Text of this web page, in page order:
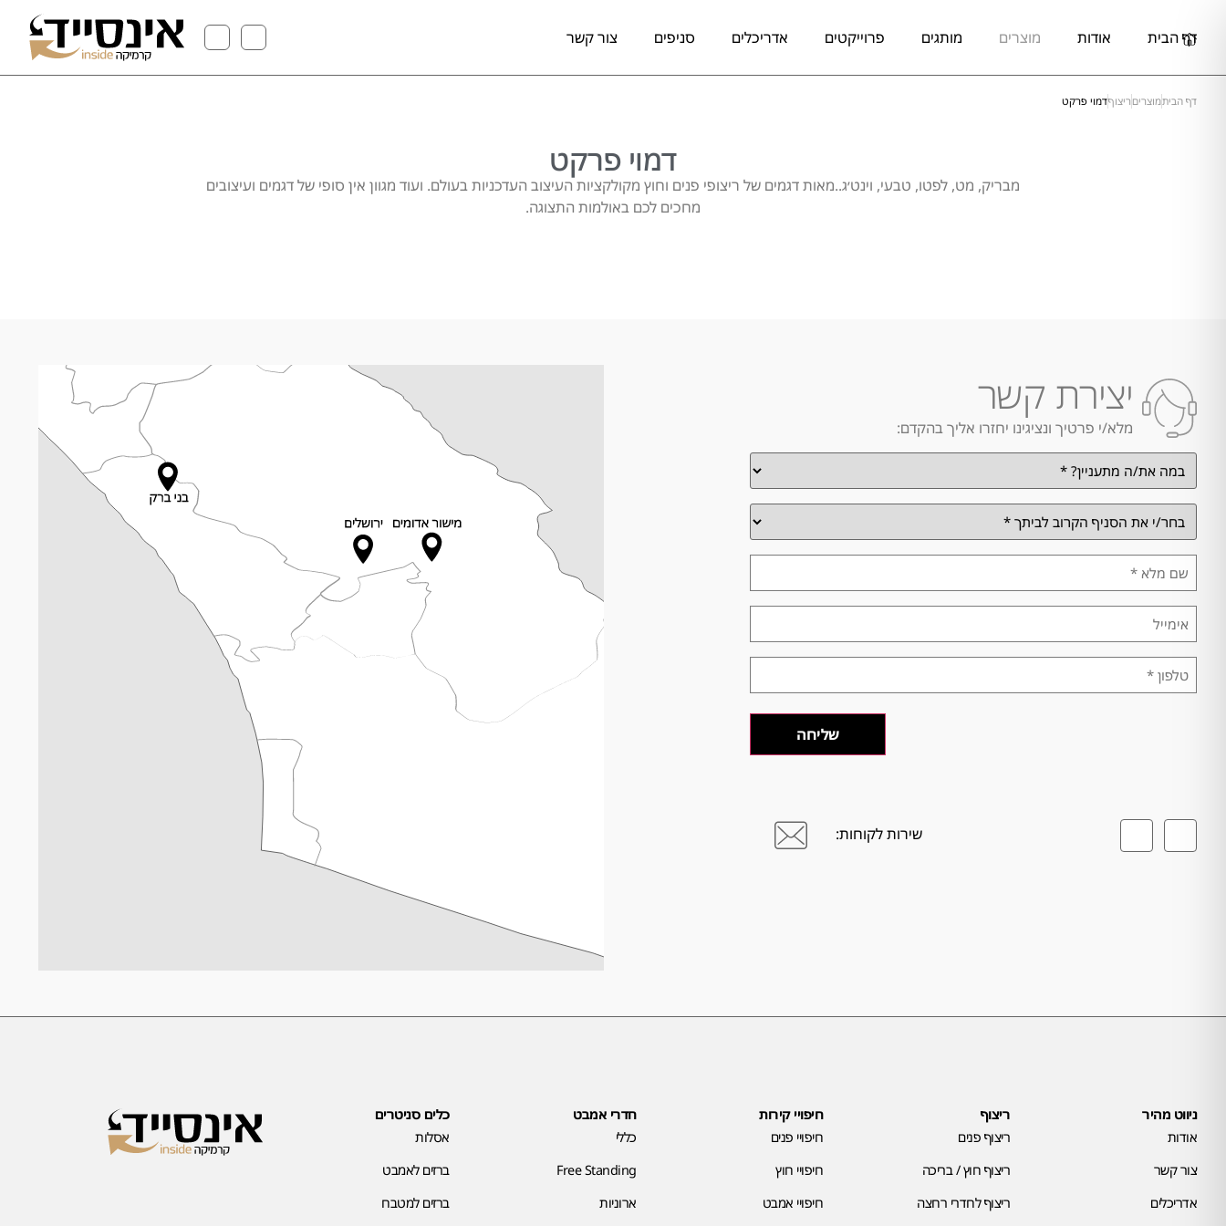
דף הבית אודות מוצרים מותגים פרוייקטים אדריכלים סניפים צור קשר
דף הביתמוצרים ריצוףדמוי פרקט
דמוי פרקט
מבריק, מט, לפטו, טבעי, וינט׳ג..מאות דגמים של ריצופי פנים וחוץ מקולקציות העיצוב העדכניות בעולם. ועוד מגוון אין סופי של דגמים ועיצובים
מחכים לכם באולמות התצוגה.
יצירת קשר
מלא/י פרטיך ונציגינו יחזרו אליך בהקדם:
במה
אתה
מתעניין/ת?
*
בחר/י
את
הסניף
הקרוב
לביתך
*
שם
מלא
*
אימייל
טלפון
*
שירות לקוחות:
ניווט מהיר
אודות
צור קשר
אדריכלים
ריצוף
ריצוף פנים
ריצוף חוץ / בריכה
ריצוף לחדרי רחצה
חיפויי קירות
חיפויי פנים
חיפויי חוץ
חיפויי אמבט
חדרי אמבט
כללי
Free Standing
ארוניות
כלים סניטרים
אסלות
ברזים לאמבט
ברזים למטבח